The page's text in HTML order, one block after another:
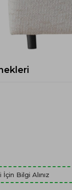
Gri TV Ünitesi
Beyaz TV Ünitesi
Siyah TV Ünitesi
Şömineli TV Ünitesi
Dresuar
Bilgi Alınız